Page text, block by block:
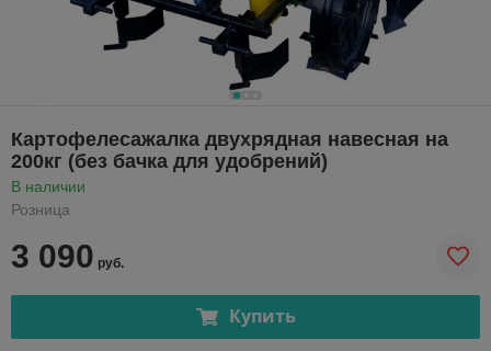
Картофелесажалка двухрядная навесная на
200кг (без бачка для удобрений)
В наличии
Розница
3 090 руб.
Купить